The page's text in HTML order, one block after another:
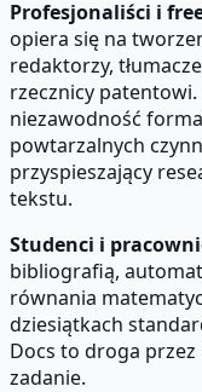
Profesjonaliści i
opiera się na
redaktorzy,
rzecznicy
niezawodność
powtarzalnych
przyspieszający
tekstu.
Studenci i
bibliografią,
równania
dziesiątkach
Docs to droga
zadanie.